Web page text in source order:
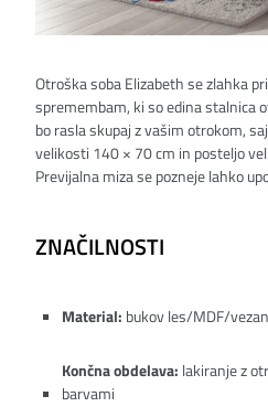
Otroška soba Elizabethse zlahka
spremembam, ki so edina stalnica
bo rasla skupaj z vašim otrokom,
velikosti 140 × 70 cm in posteljo
Previjalna miza se pozneje lahko
ZNAČILNOSTI
Material: bukov les/MDF/
Končna obdelava: lakiranje z
barvami